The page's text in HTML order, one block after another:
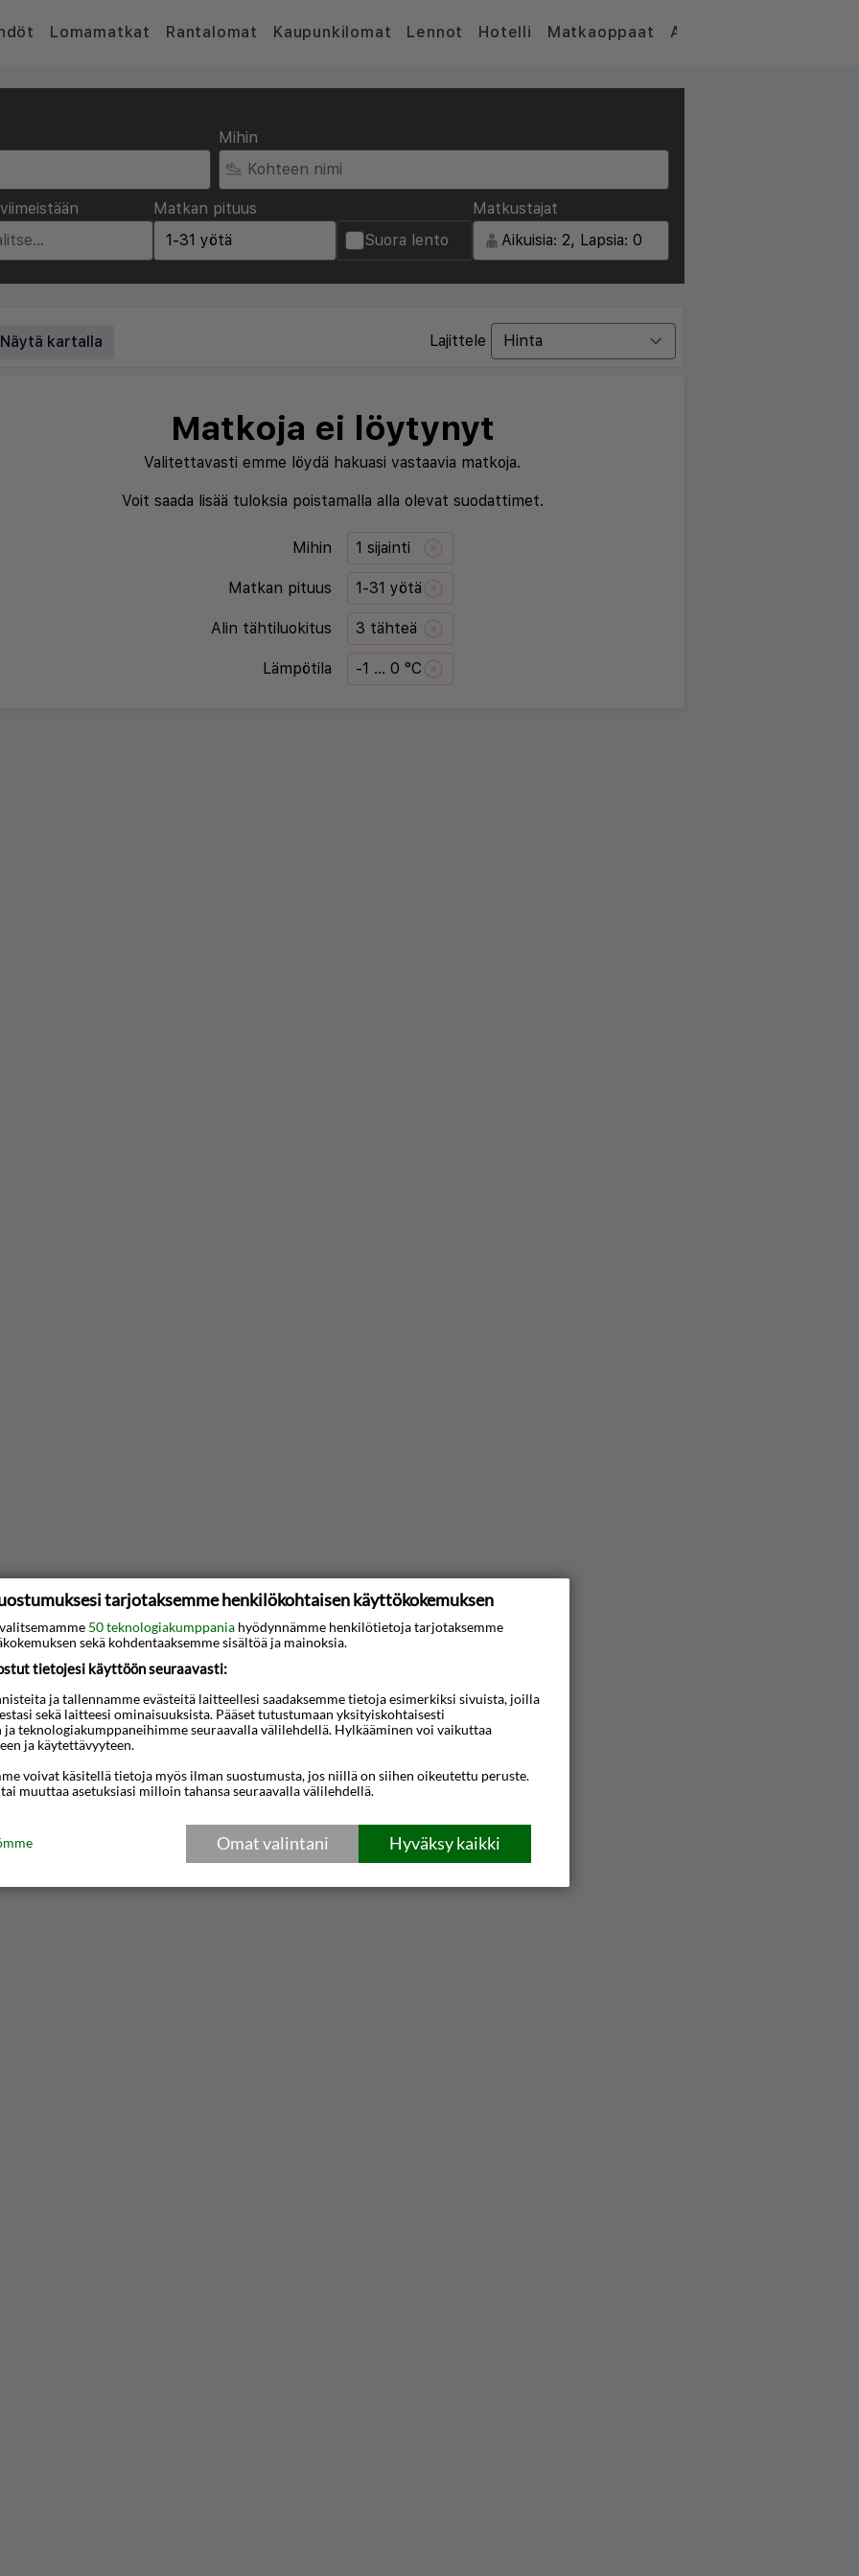
Lomamatkat Rantalomat Kaupunkilomat Lennot Hotelli Matkaoppaat Artikkelit
Mihin
Matkan pituus
Suora lento
Matkustajat
Näytä kartalla Lajittele
Matkoja ei löytynyt
Valitettavasti emme löydä hakuasi vastaavia matkoja.
Voit saada lisää tuloksia poistamalla alla olevat suodattimet.
Mihin 1 sijainti
Matkan pituus 1-31 yötä
Alin tähtiluokitus 3 tähteä
Lämpötila -1 ... 0 °C
tarjotaksemme henkilökohtaisen käyttökokemuksen
50 teknologiakumppania hyödynnämme henkilötietoja tarjotaksemme
sekä kohdentaaksemme sisältöä ja mainoksia.
tietojesi käyttöön seuraavasti:
ja tallennamme evästeitä laitteellesi saadaksemme tietoja esimerkiksi sivuista, joilla
sekä laitteesi ominaisuuksista. Pääset tutustumaan yksityiskohtaisesti
teknologiakumppaneihimme seuraavalla välilehdellä. Hylkääminen voi vaikuttaa
ja käytettävyyteen.
voivat käsitellä tietoja myös ilman suostumusta, jos niillä on siihen oikeutettu peruste.
muuttaa asetuksiasi milloin tahansa seuraavalla välilehdellä.
Hyväksy kaikki
Omat valintani